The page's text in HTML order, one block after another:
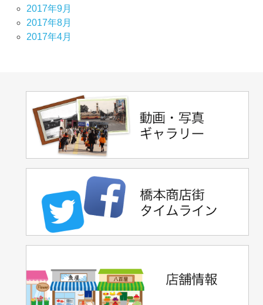
2017年9月
2017年8月
2017年4月